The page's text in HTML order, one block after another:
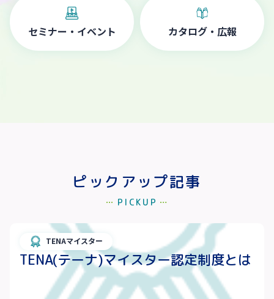
セミナー・イベント カタログ・広報
ピックアップ記事
PICKUP
TENAマイスター
TENA(テーナ)マイスター認定制度とは